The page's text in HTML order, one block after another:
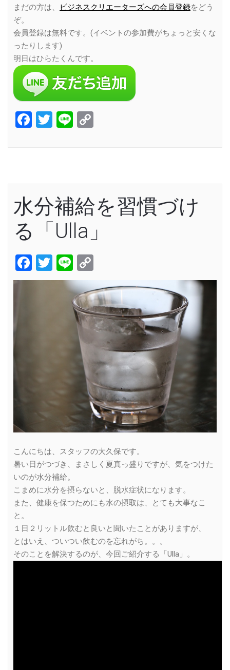
まだの方は、
ビジネスクリエーターズへの会員登録をどう
ぞ。
会員登録は無料です。(イベントの参加費がちょっと安くな
ったりします)
明日はひらたくんです。
Facebook
Twitter
Line
水分補給を習慣づけ
る「Ulla」
Facebook
Twitter
Line
Link
こんにちは、スタッフの大久保です。
暑い日がつづき、まさしく夏真っ盛りですが、気をつけた
いのが水分補給。
こまめに水分を摂らないと、脱水症状になります。
また、健康を保つためにも水の摂取は、とても大事なこ
と。
１日２リットル飲むと良いと聞いたことがありますが、
とはいえ、ついつい飲むのを忘れがち。。。
そのことを解決するのが、今回ご紹介する「Ulla」。